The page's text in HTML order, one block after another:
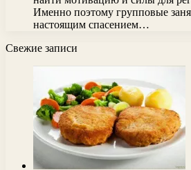
Именно поэтому групповые
настоящим спасением…
Свежие записи